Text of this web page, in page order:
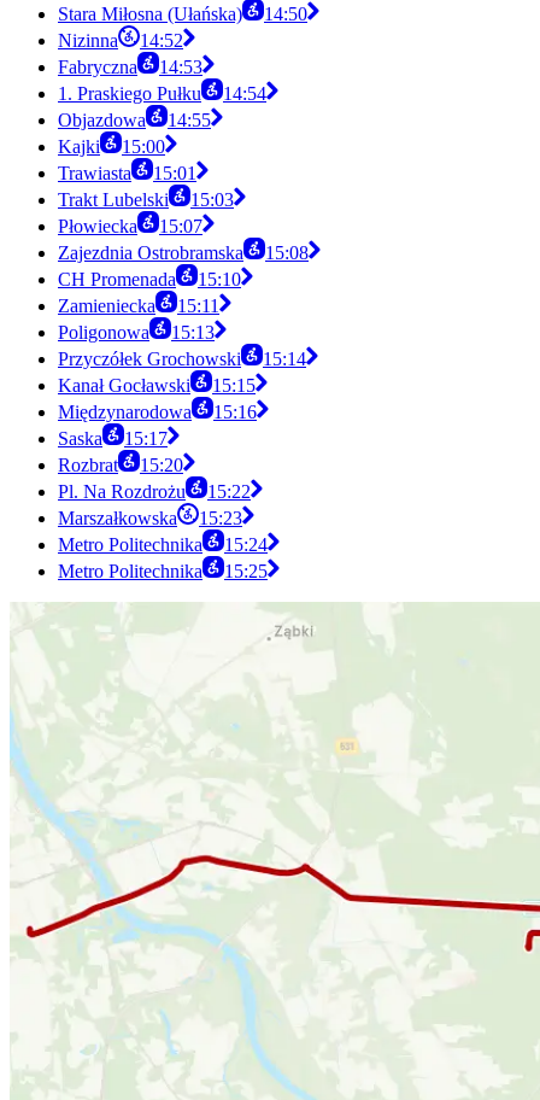
Stara Miłosna (Ułańska)
14:50
Nizinna
14:52
Fabryczna
14:53
1. Praskiego Pułku
14:54
Objazdowa
14:55
Kajki
15:00
Trawiasta
15:01
Trakt Lubelski
15:03
Płowiecka
15:07
Zajezdnia Ostrobramska
15:08
CH Promenada
15:10
Zamieniecka
15:11
Poligonowa
15:13
Przyczółek Grochowski
15:14
Kanał Gocławski
15:15
Międzynarodowa
15:16
Saska
15:17
Rozbrat
15:20
Pl. Na Rozdrożu
15:22
Marszałkowska
15:23
Metro Politechnika
15:24
Metro Politechnika
15:25